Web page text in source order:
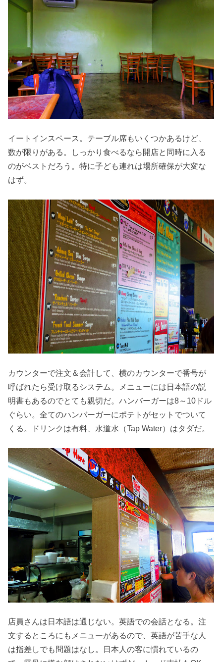
イートインスペース。テーブル席もいくつかあるけど、
数が限りがある。しっかり食べるなら開店と同時に入る
のがベストだろう。特に子ども連れは場所確保が大変な
はず。
カウンターで注文＆会計して、横のカウンターで番号が
呼ばれたら受け取るシステム。メニューには日本語の説
明書もあるのでとても親切だ。ハンバーガーは8～10ドル
ぐらい。全てのハンバーガーにポテトがセットでついて
くる。ドリンクは有料、水道水（Tap Water）はタダだ。
店員さんは日本語は通じない。英語での会話となる。注
文するところにもメニューがあるので、英語が苦手な人
は指差しでも問題はなし。日本人の客に慣れているの